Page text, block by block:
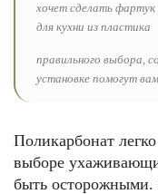
правильного выбора,
установке помогут
Поликарбонат
выборе
быть осторожными.